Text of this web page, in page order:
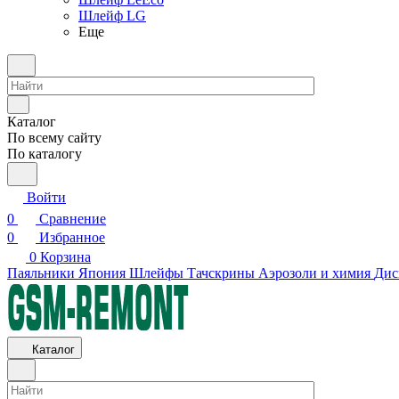
Шлейф LG
Еще
Каталог
По всему сайту
По каталогу
Войти
0
Сравнение
0
Избранное
0 Корзина
Паяльники Япония Шлейфы Тачскрины Аэрозоли и химия
Каталог